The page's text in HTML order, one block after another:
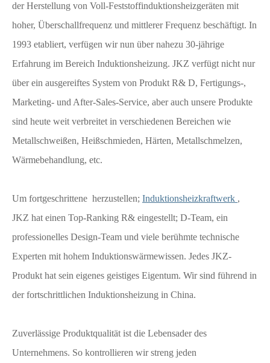
der Herstellung von Voll-Feststoffinduktionsheizgeräten mit
hoher, Überschallfrequenz und mittlerer Frequenz beschäftigt. In
1993 etabliert, verfügen wir nun über nahezu 30-jährige
Erfahrung im Bereich Induktionsheizung. JKZ verfügt nicht nur
über ein ausgereiftes System von Produkt R& D, Fertigungs-,
Marketing- und After-Sales-Service, aber auch unsere Produkte
sind heute weit verbreitet in verschiedenen Bereichen wie
Metallschweißen, Heißschmieden, Härten, Metallschmelzen,
Wärmebehandlung, etc.
Um fortgeschrittene herzustellen; Induktionsheizkraftwerk ,
JKZ hat einen Top-Ranking R& eingestellt; D-Team, ein
professionelles Design-Team und viele berühmte technische
Experten mit hohem Induktionswärmewissen. Jedes JKZ-
Produkt hat sein eigenes geistiges Eigentum. Wir sind führend in
der fortschrittlichen Induktionsheizung in China.
Zuverlässige Produktqualität ist die Lebensader des
Unternehmens. So kontrollieren wir streng jeden